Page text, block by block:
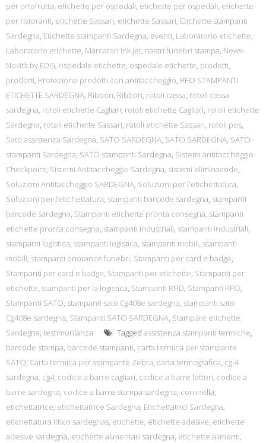
per ortofrutta, etichette per ospedali, etichette per ospedali, etichette
per ristoranti, etichette Sassari, etichette Sassari, Etichette stampanti
Sardegna, Etichette stampanti Sardegna, eventi, Laboratorio etichette,
Laboratorio etichette, Marcatori Ink Jet, nastri funebri stampa, News-
Novità by EDG, ospedale etichette, ospedale etichette, prodotti,
prodotti, Protezione prodotti con antitaccheggio, RFID STAMPANTI
ETICHETTE SARDEGNA, Ribbon, Ribbon, rotoli cassa, rotoli cassa
sardegna, rotoli etichette Cagliari, rotoli etichette Cagliari, rotoli etichette
Sardegna, rotoli etichette Sassari, rotoli etichette Sassari, rotoli pos,
Sato assistenza Sardegna, SATO SARDEGNA, SATO SARDEGNA, SATO
stampanti Sardegna, SATO stampanti Sardegna, Sistemi antitaccheggio
Checkpoint, Sistemi Antitaccheggio Sardegna, sistemi eliminacode,
Soluzioni Antitaccheggio SARDEGNA, Soluzioni per l'etichettatura,
Soluzioni per l’etichettatura, stampanti barcode sardegna, stampanti
barcode sardegna, Stampanti etichette pronta consegna, stampanti
etichette pronta consegna, stampanti industriali, stampanti industriali,
stampanti logistica, stampanti logistica, stampanti mobili, stampanti
mobili, stampanti onoranze funebri, Stampanti per card e badge,
Stampanti per card e badge, Stampanti per etichette, Stampanti per
etichette, stampanti per la logistica, Stampanti RFID, Stampanti RFID,
Stampanti SATO, stampanti sato Cg408e sardegna, stampanti sato
Cg408e sardegna, Stampanti SATO SARDEGNA, Stampare etichette
Sardegna, testimonianza Tagged assistenza stampanti termiche,
barcode stampa, barcode stampanti, carta termica per stampante
SATO, Carta termica per stampante Zebra, carta termografica, cg 4
sardegna, cg4, codice a barre cagliari, codice a barre lettori, codice a
barre sardegna, codice a barre stampa sardegna, coronella,
etichettatrice, etichettatrice Sardegna, Etichettatrici Sardegna,
etichettatura ittico sardegnas, etichette, etichette adesive, etichette
adesive sardegna, etichette alimentari sardegna, etichette alimenti,